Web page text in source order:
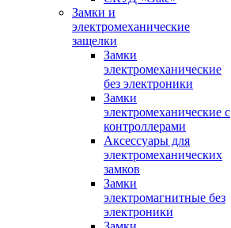
Замки и
электромеханические
защелки
Замки
электромеханические
без электроники
Замки
электромеханические с
контроллерами
Аксессуары для
электромеханических
замков
Замки
электромагнитные без
электроники